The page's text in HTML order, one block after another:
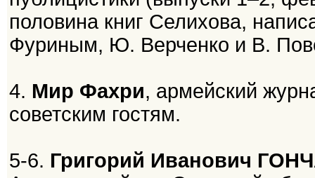
половина книг Селихова,
Фуриным, Ю. Верченко и В.
4. Мир Фахри, армейский
советским гостям.
5-6. Григорий Иванович